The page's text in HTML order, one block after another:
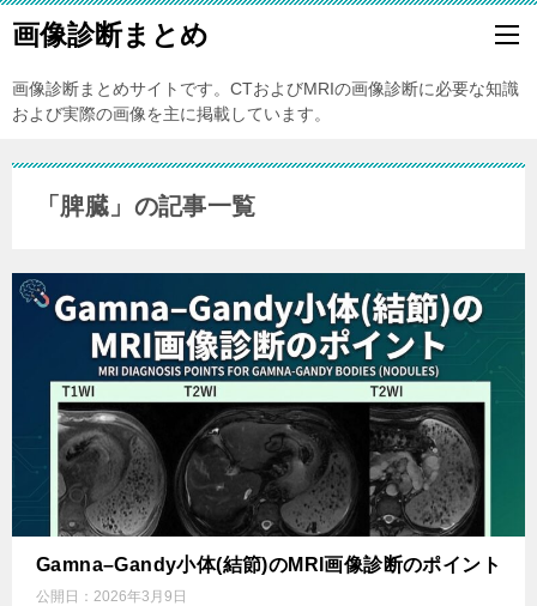
画像診断まとめ
画像診断まとめサイトです。CTおよびMRIの画像診断に必要な知識
および実際の画像を主に掲載しています。
「脾臓」の記事一覧
Gamna–Gandy小体(結節)のMRI画像診断のポイント
公開日： 2026年3月9日